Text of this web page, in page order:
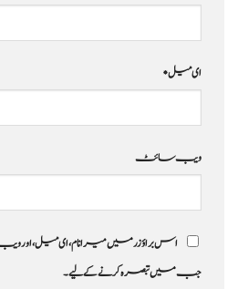
ای میل*
ویب‌ سائٹ
اس براؤزر میں میرا نام، ای میل، اور
جب میں تبصرہ کرنے کےلیے۔